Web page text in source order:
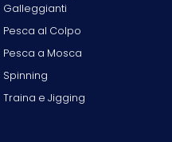
Galleggianti
Pesca al Colpo
Pesca a Mosca
Spinning
Traina e Jigging